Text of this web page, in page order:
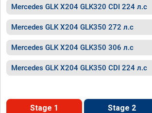
Mercedes GLK X204 GLK320 CDI 224 л.с
Mercedes GLK X204 GLK350 272 л.с
Mercedes GLK X204 GLK350 306 л.с
Mercedes GLK X204 GLK350 CDI 224 л.с
Stage 1 Stage 2